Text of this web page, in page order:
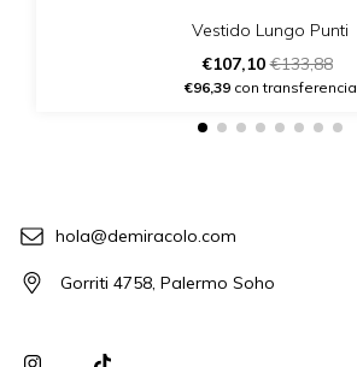
Vestido Lungo Punti
€107,10€133,88
€96,39con transferencia
hola@demiracolo.com
Gorriti 4758, Palermo Soho